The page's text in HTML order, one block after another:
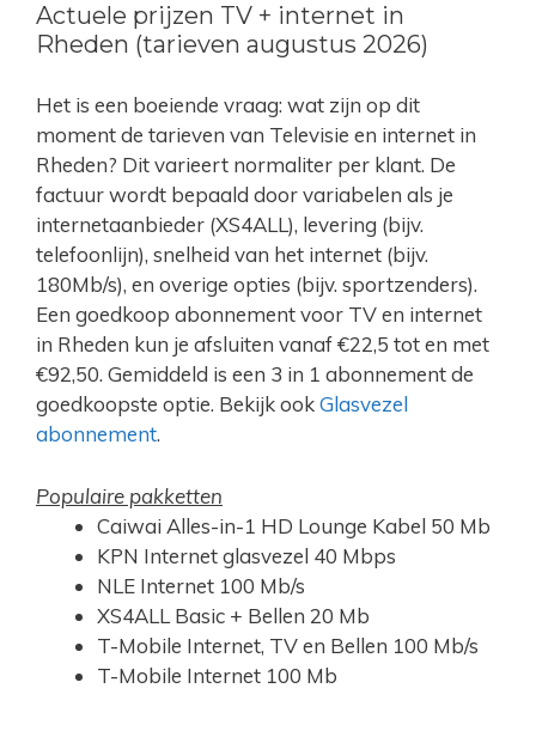
Actuele prijzen TV + internet in
Rheden (tarieven augustus 2026)
Het is een boeiende vraag: wat zijn op dit
moment de tarieven van Televisie en internet in
Rheden? Dit varieert normaliter per klant. De
factuur wordt bepaald door variabelen als je
internetaanbieder (XS4ALL), levering (bijv.
telefoonlijn), snelheid van het internet (bijv.
180Mb/s), en overige opties (bijv. sportzenders).
Een goedkoop abonnement voor TV en internet
in Rheden kun je afsluiten vanaf €22,5 tot en met
€92,50. Gemiddeld is een 3 in 1 abonnement de
goedkoopste optie. Bekijk ookGlasvezel
abonnement.
Populaire pakketten
Caiwai Alles-in-1 HD Lounge Kabel 50 Mb
KPN Internet glasvezel 40 Mbps
NLE Internet 100 Mb/s
XS4ALL Basic + Bellen 20 Mb
T-Mobile Internet, TV en Bellen 100 Mb/s
T-Mobile Internet 100 Mb